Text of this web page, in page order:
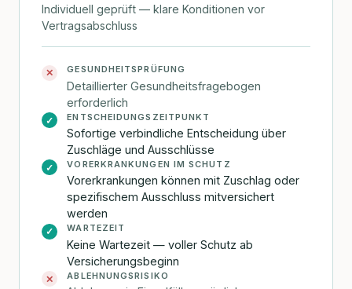
Individuell geprüft — klare Konditionen vor
Vertragsabschluss
✕ GESUNDHEITSPRÜFUNG
Detaillierter Gesundheitsfragebogen
erforderlich
✓ ENTSCHEIDUNGSZEITPUNKT
Sofortige verbindliche Entscheidung über
Zuschläge und Ausschlüsse
✓ VORERKRANKUNGEN IM SCHUTZ
Vorerkrankungen können mit Zuschlag oder
spezifischem Ausschluss mitversichert
werden
✓ WARTEZEIT
Keine Wartezeit — voller Schutz ab
Versicherungsbeginn
✕ ABLEHNUNGSRISIKO